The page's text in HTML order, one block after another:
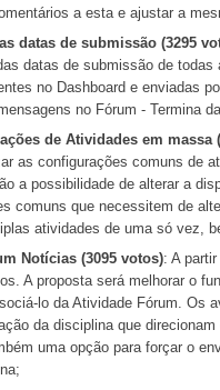
a esta e ajustar a
datas de submissão (3295
datas de submissão de
no Dashboard e enviadas
no Fórum - Termina
de Atividades em massa
as configurações comuns de
a possibilidade de alterar a
comuns que necessitem de
atividades de uma só vez,
Notícias (3095 votos): A
A proposta será melhorar o
lo da Atividade Fórum. Os
da disciplina que
uma opção para forçar o